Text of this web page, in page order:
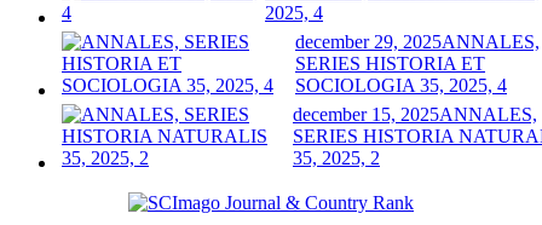
2025, 4
december 29, 2025ANNALES,
SERIES HISTORIA ET
SOCIOLOGIA 35, 2025, 4
december 15, 2025ANNALES,
SERIES HISTORIA
35, 2025, 2